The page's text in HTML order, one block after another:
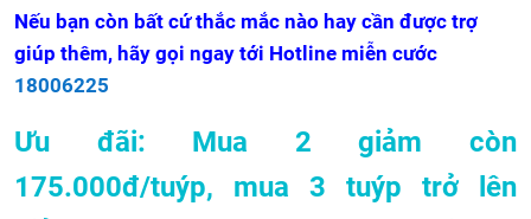
Nếu bạn còn bất cứ thắc mắc nào hay cần được trợ
giúp thêm, hãy gọi ngay tới Hotline miễn cước
18006225
Ưu đãi: Mua 2 giảm còn
175.000đ/tuýp, mua 3 tuýp trở lên